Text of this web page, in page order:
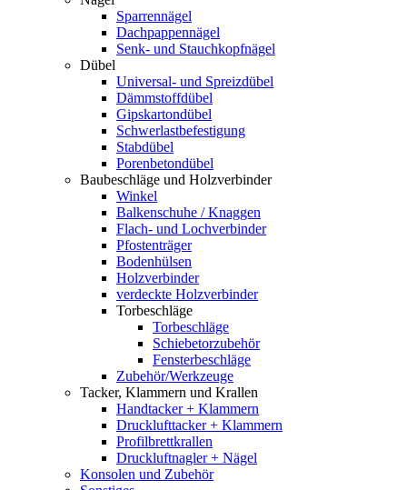
Sparrennägel
Dachpappennägel
Senk- und Stauchkopfnägel
Dübel
Universal- und Spreizdübel
Dämmstoffdübel
Gipskartondübel
Schwerlastbefestigung
Stabdübel
Porenbetondübel
Baubeschläge und Holzverbinder
Winkel
Balkenschuhe / Knaggen
Flach- und Lochverbinder
Pfostenträger
Bodenhülsen
Holzverbinder
verdeckte Holzverbinder
Torbeschläge
Torbeschläge
Schiebetorzubehör
Fensterbeschläge
Zubehör/Werkzeuge
Tacker, Klammern und Krallen
Handtacker + Klammern
Drucklufttacker + Klammern
Profilbrettkrallen
Druckluftnagler + Nägel
Konsolen und Zubehör